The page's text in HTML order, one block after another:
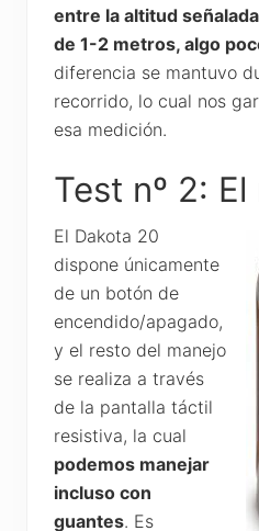
entre la altitud
de 1-2 metros, algo
diferencia se mantuvo
recorrido, lo cual nos
esa medición.
Test nº 2:
El Dakota 20
dispone únicamente
de un botón de
encendido/apagado,
y el resto del manejo
se realiza a través
de la pantalla táctil
resistiva, la cual
podemos manejar
incluso con
guantes. Es